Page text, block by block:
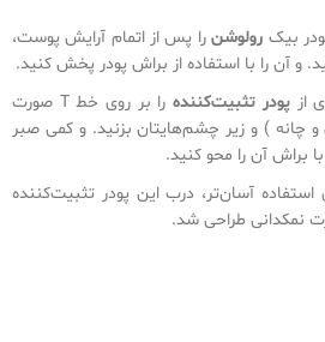
بیک رولوشنرا پس از اتمام آرایش پوست،
و آن را با استفاده از براش پودر پخش کنید.
ازپودر تثبیت‌کننده
را بر روی خط T صورت
چانه ) و زیر چشم‌هایتان بزنید. و کمی صبر
براش آن را محو کنید.
آسان‌تر، درب این پودر تثبیت‌کننده